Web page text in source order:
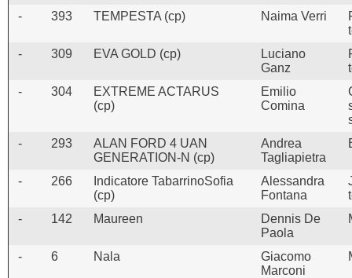
-
393 TEMPESTA (cp) Naima Verri
-
309 EVA GOLD (cp)
Luciano
Ganz
-
304
EXTREME ACTARUS
(cp)
Emilio
Comina
-
293
ALAN FORD 4 UAN
GENERATION-N (cp)
Andrea
Tagliapietra
- 266
Indicatore TabarrinoSofia
(cp)
Alessandra
Fontana
-
142 Maureen
Dennis De
Paola
- 6 Nala
Giacomo
Marconi